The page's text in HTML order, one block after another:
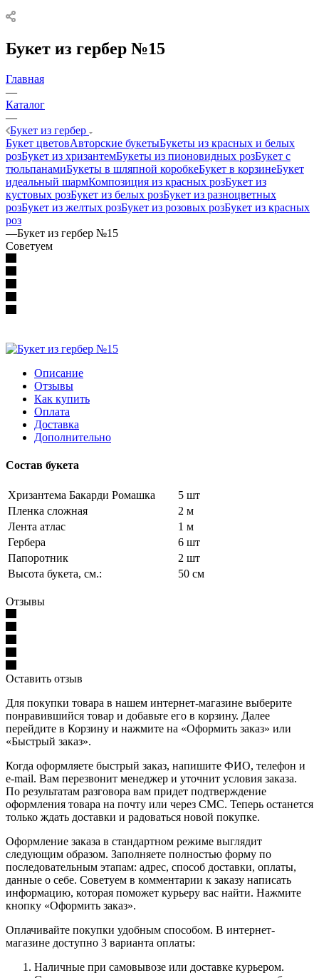
Букет из гербер №15
Главная
—
Каталог
—
Букет из гербер
Букет цветовАвторские букетыБукеты из красных и белых
розБукет из хризантемБукеты из пионовидных розБукет с
тюльпанамиБукеты в шляпной коробкеБукет в корзинеБукет
идеальный шармКомпозиция из красных розБукет из
кустовых розБукет из белых розБукет из разноцветных
розБукет из желтых розБукет из розовых розБукет из красных
роз
—Букет из гербер №15
Советуем
Описание
Отзывы
Как купить
Оплата
Доставка
Дополнительно
Состав букета
Хризантема Бакарди Ромашка
5 шт
Пленка сложная
2 м
Лента атлас
1 м
Гербера
6 шт
Папоротник
2 шт
Высота букета, см.:
50 см
Отзывы
Оставить отзыв
Для покупки товара в нашем интернет-магазине выберите
понравившийся товар и добавьте его в корзину. Далее
перейдите в Корзину и нажмите на «Оформить заказ» или
«Быстрый заказ».
Когда оформляете быстрый заказ, напишите ФИО, телефон и
e-mail. Вам перезвонит менеджер и уточнит условия заказа.
По результатам разговора вам придет подтверждение
оформления товара на почту или через СМС. Теперь останется
только ждать доставки и радоваться новой покупке.
Оформление заказа в стандартном режиме выглядит
следующим образом. Заполняете полностью форму по
последовательным этапам: адрес, способ доставки, оплаты,
данные о себе. Советуем в комментарии к заказу написать
информацию, которая поможет курьеру вас найти. Нажмите
кнопку «Оформить заказ».
Оплачивайте покупки удобным способом. В интернет-
магазине доступно 3 варианта оплаты:
Наличные при самовывозе или доставке курьером.